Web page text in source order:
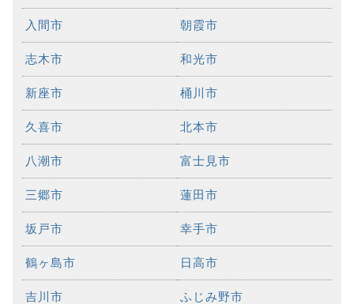
入間市 朝霞市
志木市 和光市
新座市 桶川市
久喜市 北本市
八潮市 富士見市
三郷市 蓮田市
坂戸市 幸手市
鶴ヶ島市 日高市
吉川市 ふじみ野市